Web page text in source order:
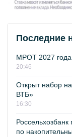
Последние
МРОТ 2027 года
20:46
Открыт набор
ВТБ»
16:30
по